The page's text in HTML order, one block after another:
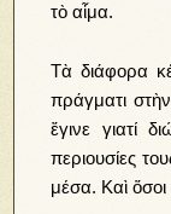
τὸ αἷμα.
Τὰ διάφορα
πράγματι
ἔγινε γιατί
περιουσίες
μέσα. Καὶ ὅσοι